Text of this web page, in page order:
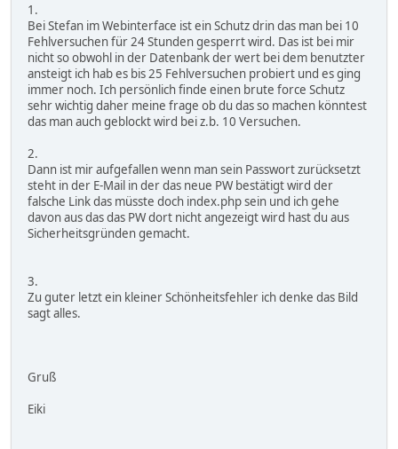
1.
Bei Stefan im Webinterface ist ein Schutz drin das man bei 10
Fehlversuchen für 24 Stunden gesperrt wird. Das ist bei mir
nicht so obwohl in der Datenbank der wert bei dem benutzter
ansteigt ich hab es bis 25 Fehlversuchen probiert und es ging
immer noch. Ich persönlich finde einen brute force Schutz
sehr wichtig daher meine frage ob du das so machen könntest
das man auch geblockt wird bei z.b. 10 Versuchen.
2.
Dann ist mir aufgefallen wenn man sein Passwort zurücksetzt
steht in der E-Mail in der das neue PW bestätigt wird der
falsche Link das müsste doch index.php sein und ich gehe
davon aus das das PW dort nicht angezeigt wird hast du aus
Sicherheitsgründen gemacht.
3.
Zu guter letzt ein kleiner Schönheitsfehler ich denke das Bild
sagt alles.
Gruß
Eiki